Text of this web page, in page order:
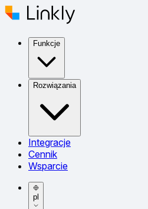
Funkcje
Rozwiązania
Integracje
Cennik
Wsparcie
pl